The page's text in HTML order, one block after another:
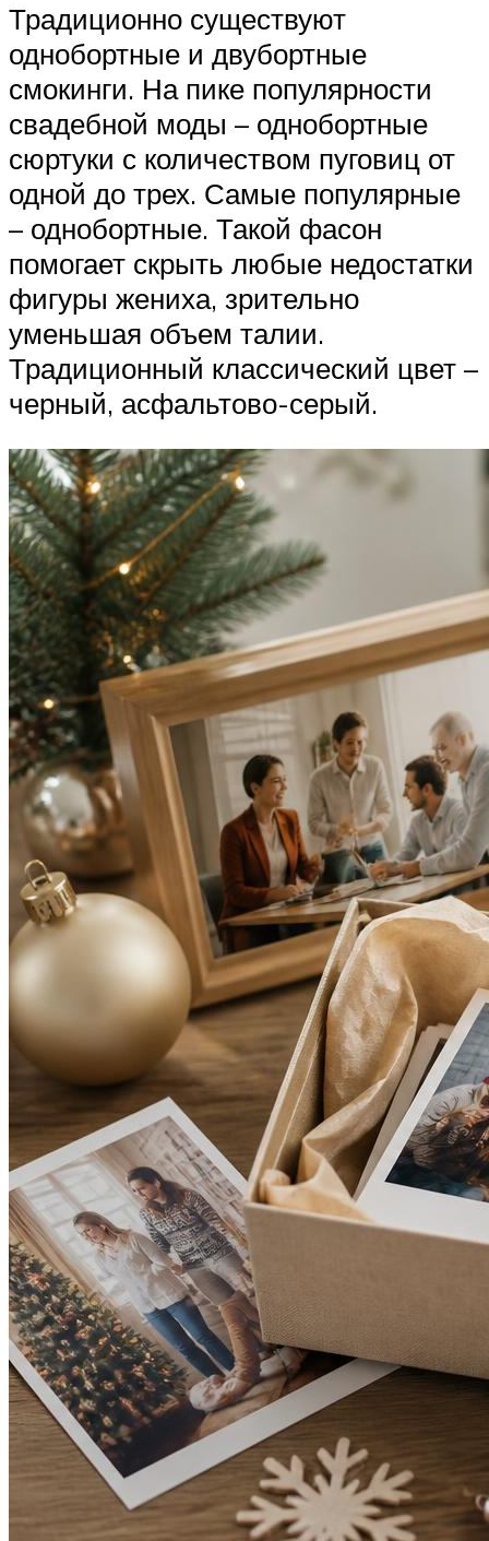
Традиционно существуют
однобортные и двубортные
смокинги. На пике популярности
свадебной моды – однобортные
сюртуки с количеством пуговиц от
одной до трех. Самые популярные
– однобортные. Такой фасон
помогает скрыть любые недостатки
фигуры жениха, зрительно
уменьшая объем талии.
Традиционный классический цвет –
черный, асфальтово-серый.